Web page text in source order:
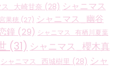
ス_大崎甘奈 (28) シャニマス
果穂 (27) シャニマス_幽谷
鐘 (29) シャニマス_有栖川夏葉
(31) シャニマス_櫻木真
シャニマス_西城樹里 (28) シャ